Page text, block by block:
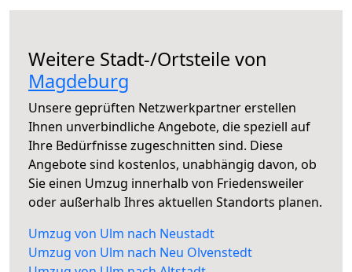
Weitere Stadt-/Ortsteile von
Magdeburg
Unsere geprüften Netzwerkpartner erstellen
Ihnen unverbindliche Angebote, die speziell auf
Ihre Bedürfnisse zugeschnitten sind. Diese
Angebote sind kostenlos, unabhängig davon, ob
Sie einen Umzug innerhalb von Friedensweiler
oder außerhalb Ihres aktuellen Standorts planen.
Umzug von Ulm nach Neustadt
Umzug von Ulm nach Neu Olvenstedt